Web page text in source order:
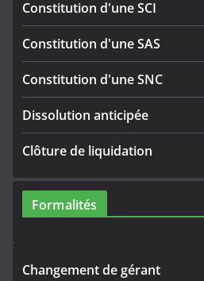
Constitution d'une SCI
Constitution d'une SAS
Constitution d'une SNC
Dissolution anticipée
Clôture de liquidation
Formalités
Changement de gérant